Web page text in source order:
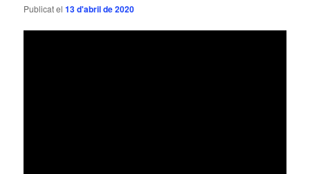
Publicat el13 d'abril de 2020